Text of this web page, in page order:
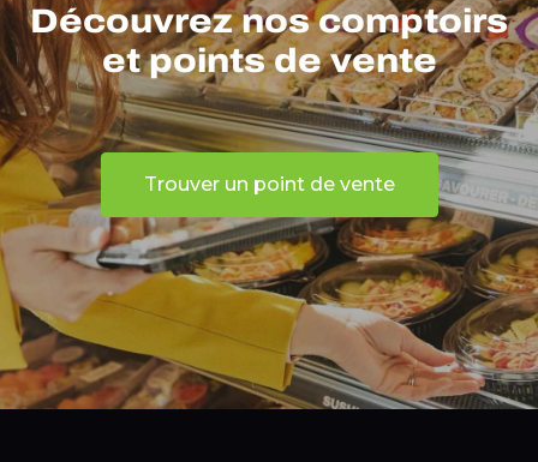
Découvrez nos comptoirs
et points de vente
Trouver un point de vente